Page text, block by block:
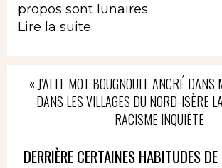
propos sont lunaires.
Lire la suite
« J’AI LE MOT BOUGNOULE ANCRÉ
DANS LES VILLAGES DU NORD-ISÈRE
RACISME INQUIÈTE
DERRIÈRE CERTAINES HABITUDES